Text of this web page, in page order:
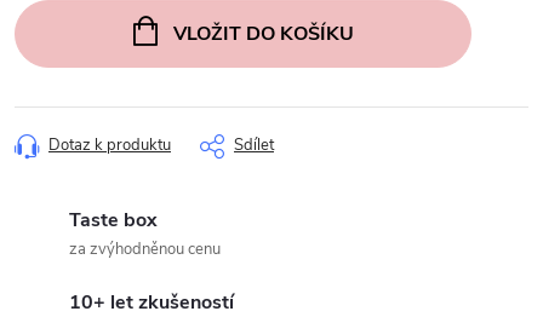
cena:
VLOŽIT DO KOŠÍKU
Dotaz k produktu Sdílet
Taste box
za zvýhodněnou cenu
10+ let zkušeností